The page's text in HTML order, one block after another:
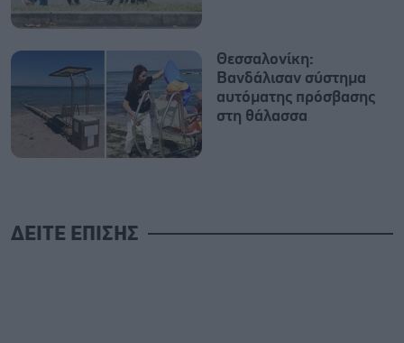
Θεσσαλονίκη:
Βανδάλισαν σύστημα
αυτόματης πρόσβασης
στη θάλασσα
ΔΕΙΤΕ ΕΠΙΣΗΣ